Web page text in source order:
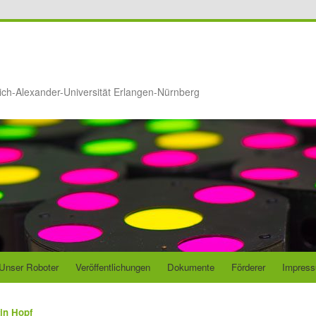
Alexander-Universität Erlangen-Nürnberg
Unser Roboter Veröffentlichungen Dokumente Förderer
Hopf